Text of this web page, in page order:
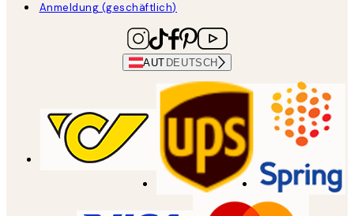
Anmeldung (geschäftlich)
AUT DEUTSCH